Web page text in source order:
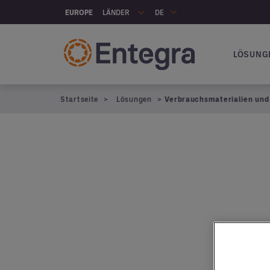
Skip to main content
EUROPE LÄNDER DE
Startseite Lösungen Verbrauchsmaterialien